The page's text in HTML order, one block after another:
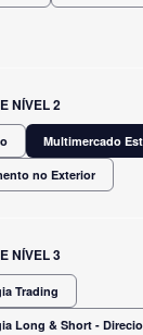
NÍVEL 2
Multimercado
no Exterior
NÍVEL 3
Trading
Long & Short -